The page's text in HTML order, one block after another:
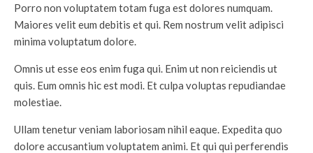
Porro non voluptatem totam fuga est dolores numquam.
Maiores velit eum debitis et qui. Rem nostrum velit adipisci
minima voluptatum dolore.
Omnis ut esse eos enim fuga qui. Enim ut non reiciendis ut
quis. Eum omnis hic est modi. Et culpa voluptas repudiandae
molestiae.
Ullam tenetur veniam laboriosam nihil eaque. Expedita quo
dolore accusantium voluptatem animi. Et qui qui perferendis